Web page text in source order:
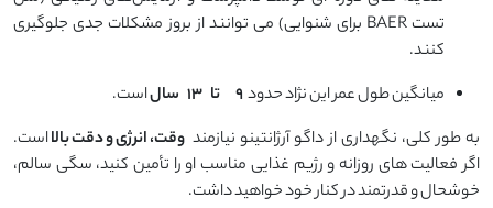
تست BAER برای شنوایی) می‌ توانند از بروز مشکلات جدی جلوگیری
کنند.
میانگین طول عمر این نژاد حدود ۹ تا ۱۳ سالاست.
به طور کلی، نگهداری از داگو آرژانتینو نیازمند وقت، انرژی و دقت بالااست.
اگر فعالیت ‌های روزانه و رژیم غذایی مناسب او را تأمین کنید، سگی سالم،
خوشحال و قدرتمند در کنار خود خواهید داشت.